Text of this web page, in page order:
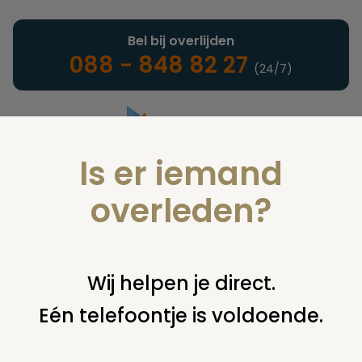
Landelijke uitvaartonderneming
Bel bij overlijden
088 - 848 82 27 (24/7)
U bent hier: home juridisch overige erfenis / erfrecht
Is er iemand
overleden?
Wij helpen je direct.
Eén telefoontje is voldoende.